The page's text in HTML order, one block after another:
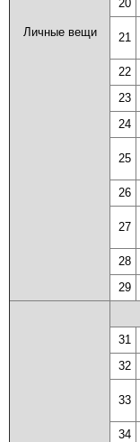
Личные вещи
20
21
22
23
24
25
26
27
28
29
31
32
33
34